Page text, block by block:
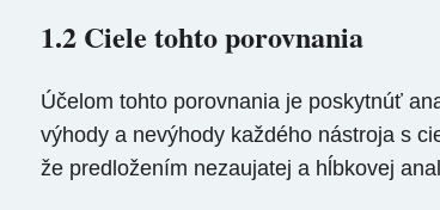
1.2 Ciele tohto porovnania
Účelom tohto porovnania je poskytnúť
výhody a nevýhody každého nástroja s
že predložením nezaujatej a hĺbkovej